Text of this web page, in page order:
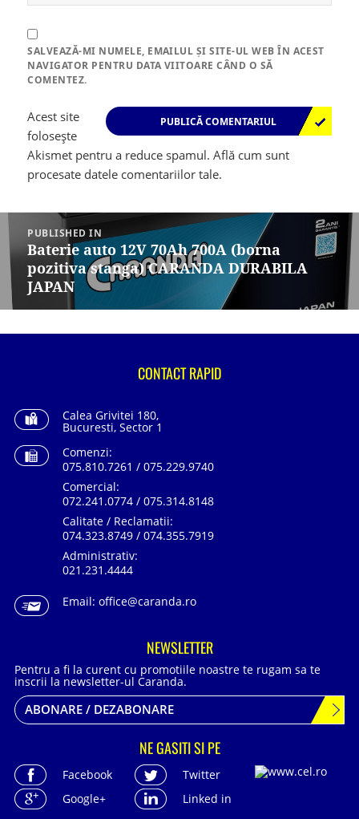
SALVEAZĂ-MI NUMELE, EMAILUL ȘI SITE-UL WEB ÎN ACEST
NAVIGATOR PENTRU DATA VIITOARE CÂND O SĂ
COMENTEZ.
Acest site
folosește
Akismet pentru a reduce spamul.Află cum sunt
procesate datele comentariilor tale.
Navigare
articole
PUBLISHED IN
Baterie auto 12V 70Ah 700A (borna
pozitiva stanga) CARANDA DURABILA
JAPAN
CONTACT RAPID
Calea Grivitei 180,
Bucuresti, Sector 1
Comenzi:
075.810.7261 / 075.229.9740
Comercial:
072.241.0774 / 075.314.8148
Calitate / Reclamatii:
074.323.8749 / 074.355.7919
Administrativ:
021.231.4444
Email: office@caranda.ro
NEWSLETTER
Pentru a fi la curent cu promotiile noastre te rugam sa te
inscrii la newsletter-ul Caranda.
ABONARE / DEZABONARE
NE GASITI SI PE
Facebook
Twitter
Google+
Linked in